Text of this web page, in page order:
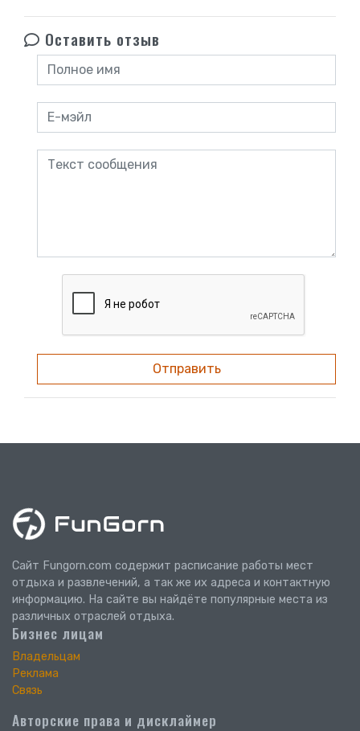
Оставить отзыв
Отправить
Сайт Fungorn.com содержит расписание работы мест
отдыха и развлечений, а так же их адреса и контактную
информацию. На сайте вы найдёте популярные места из
различных отраслей отдыха.
Бизнес лицам
Владельцам
Реклама
Связь
Авторские права и дисклаймер